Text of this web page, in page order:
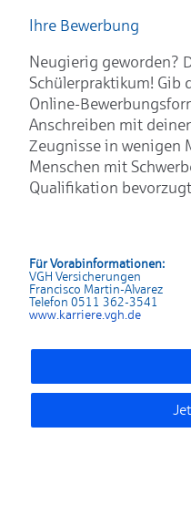
Ihre Bewerbung
Neugierig geworden?
Schülerpraktikum! Gib
Online-
Anschreiben mit
Zeugnisse in wenigen
Menschen mit
Qualifikation
Für Vorabinformationen:
VGH Versicherungen
Francisco Martin-Alvarez
Telefon 0511 362-3541
www.karriere.vgh.de